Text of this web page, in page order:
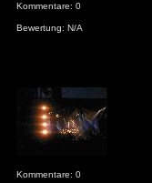
Kommentare: 0
Bewertung: N/A
Kommentare: 0